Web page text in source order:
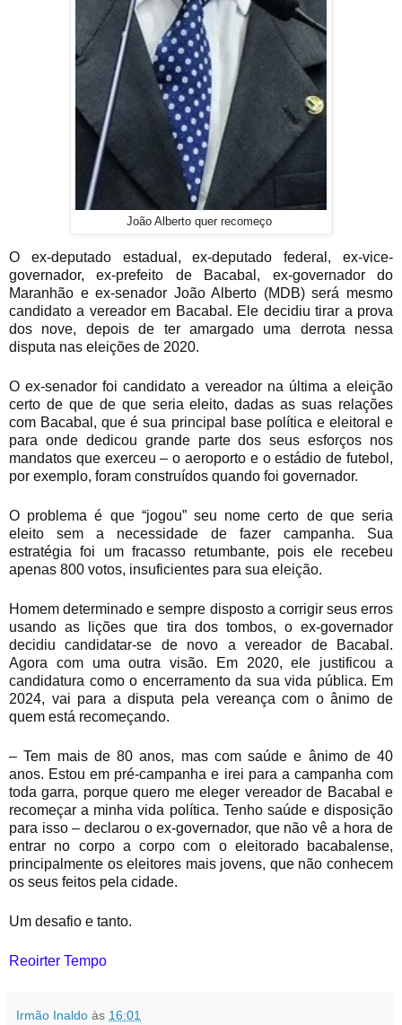
João Alberto quer recomeço
O ex-deputado estadual, ex-deputado federal, ex-vice-
governador, ex-prefeito de Bacabal, ex-governador do
Maranhão e ex-senador João Alberto (MDB) será mesmo
candidato a vereador em Bacabal. Ele decidiu tirar a prova
dos nove, depois de ter amargado uma derrota nessa
disputa nas eleições de 2020.
O ex-senador foi candidato a vereador na última a eleição
certo de que de que seria eleito, dadas as suas relações
com Bacabal, que é sua principal base política e eleitoral e
para onde dedicou grande parte dos seus esforços nos
mandatos que exerceu – o aeroporto e o estádio de futebol,
por exemplo, foram construídos quando foi governador.
O problema é que “jogou” seu nome certo de que seria
eleito sem a necessidade de fazer campanha. Sua
estratégia foi um fracasso retumbante, pois ele recebeu
apenas 800 votos, insuficientes para sua eleição.
Homem determinado e sempre disposto a corrigir seus erros
usando as lições que tira dos tombos, o ex-governador
decidiu candidatar-se de novo a vereador de Bacabal.
Agora com uma outra visão. Em 2020, ele justificou a
candidatura como o encerramento da sua vida pública. Em
2024, vai para a disputa pela vereança com o ânimo de
quem está recomeçando.
– Tem mais de 80 anos, mas com saúde e ânimo de 40
anos. Estou em pré-campanha e irei para a campanha com
toda garra, porque quero me eleger vereador de Bacabal e
recomeçar a minha vida política. Tenho saúde e disposição
para isso – declarou o ex-governador, que não vê a hora de
entrar no corpo a corpo com o eleitorado bacabalense,
principalmente os eleitores mais jovens, que não conhecem
os seus feitos pela cidade.
Um desafio e tanto.
Reoirter Tempo
Irmão Inaldo às 16:01